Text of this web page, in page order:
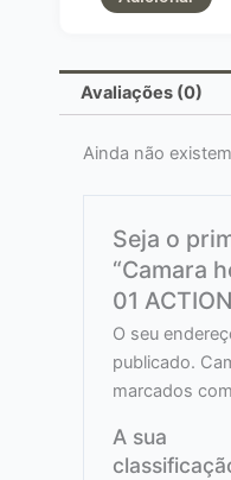
Avaliações (0)
Ainda não
Seja o
“Camara
01
O seu
publicado.
marcados com
A sua